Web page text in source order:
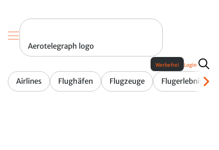
Aerotelegraph logo
Airlines Flughäfen Flugzeuge Flugerlebnis
Werbefrei Login